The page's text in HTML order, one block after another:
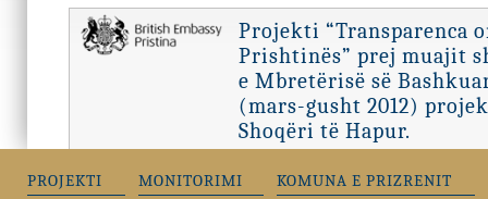
Projekti “Transparenca
Prishtinës” prej muajit
e Mbretërisë së
(mars-gusht 2012)
Shoqëri të Hapur.
PROJEKTI MONITORIMI KOMUNA E PRIZRENIT